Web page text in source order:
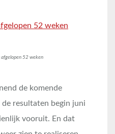
afgelopen 52 weken
de komende
resultaten begin juni
vooruit. En dat